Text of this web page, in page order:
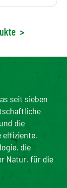
>
seit sieben
die
effiziente,
die
Natur, für die